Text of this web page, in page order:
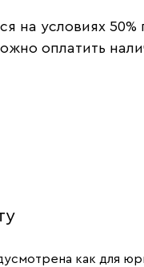
на условиях
оплатить
как для